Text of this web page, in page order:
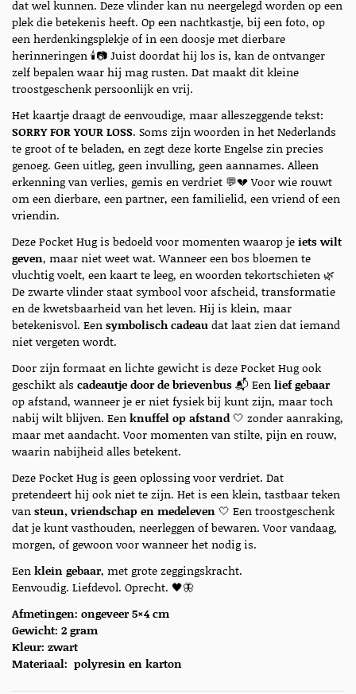
dat wel kunnen. Deze vlinder kan nu neergelegd worden op een
plek die betekenis heeft. Op een nachtkastje, bij een foto, op
een herdenkingsplekje of in een doosje met dierbare
herinneringen 🕯️📷 Juist doordat hij los is, kan de ontvanger
zelf bepalen waar hij mag rusten. Dat maakt dit kleine
troostgeschenk persoonlijk en vrij.
Het kaartje draagt de eenvoudige, maar alleszeggende tekst:
SORRY FOR YOUR LOSS. Soms zijn woorden in het Nederlands
te groot of te beladen, en zegt deze korte Engelse zin precies
genoeg. Geen uitleg, geen invulling, geen aannames. Alleen
erkenning van verlies, gemis en verdriet 💬💔 Voor wie rouwt
om een dierbare, een partner, een familielid, een vriend of een
vriendin.
Deze Pocket Hug is bedoeld voor momenten waarop jeiets wilt
geven, maar niet weet wat. Wanneer een bos bloemen te
vluchtig voelt, een kaart te leeg, en woorden tekortschieten 🌿
De zwarte vlinder staat symbool voor afscheid, transformatie
en de kwetsbaarheid van het leven. Hij is klein, maar
betekenisvol. Eensymbolisch cadeaudat laat zien dat iemand
niet vergeten wordt.
Door zijn formaat en lichte gewicht is deze Pocket Hug ook
geschikt als cadeautje door de brievenbus📬 Eenlief gebaar
op afstand, wanneer je er niet fysiek bij kunt zijn, maar toch
nabij wilt blijven. Eenknuffel op afstand🤍 zonder aanraking,
maar met aandacht. Voor momenten van stilte, pijn en rouw,
waarin nabijheid alles betekent.
Deze Pocket Hug is geen oplossing voor verdriet. Dat
pretendeert hij ook niet te zijn. Het is een klein, tastbaar teken
vansteun, vriendschap en medeleven🤍 Een troostgeschenk
dat je kunt vasthouden, neerleggen of bewaren. Voor vandaag,
morgen, of gewoon voor wanneer het nodig is.
Eenklein gebaar, met grote zeggingskracht.
Eenvoudig. Liefdevol. Oprecht. 🖤🦋
Afmetingen: ongeveer 5×4 cm
Gewicht: 2 gram
Kleur: zwart
Materiaal: polyresin en karton